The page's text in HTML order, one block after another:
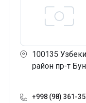
100135
район пр-т
+998 (98) 361-